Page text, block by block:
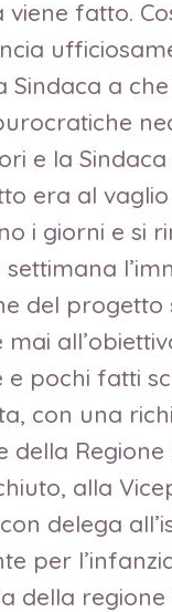
viene fatto.
Sindaca a
e la
era al vaglio
i giorni e si
del progetto
pochi fatti
con una
della
alla
delega
per
della